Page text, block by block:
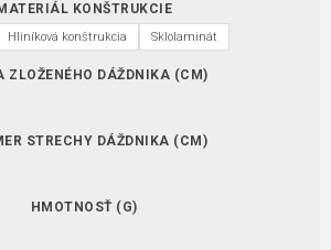
KONŠTRUKCIE
Hliníková konštrukcia Sklolaminát
ZLOŽENÉHO DÁŽDNIKA (CM)
STRECHY DÁŽDNIKA (CM)
HMOTNOSŤ (G)